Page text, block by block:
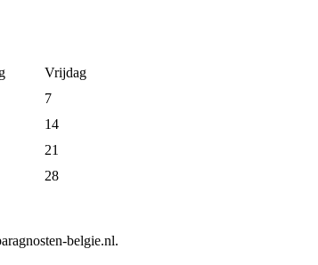
Vrijdag
7
14
21
28
belgie.nl.